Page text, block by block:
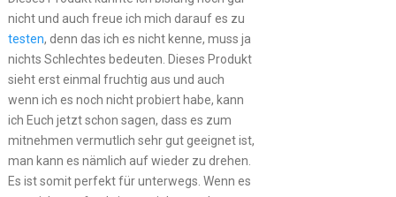
nicht und auch freue ich mich darauf es zu
testen, denn das ich es nicht kenne, muss ja
nichts Schlechtes bedeuten. Dieses Produkt
sieht erst einmal fruchtig aus und auch
wenn ich es noch nicht probiert habe, kann
ich Euch jetzt schon sagen, dass es zum
mitnehmen vermutlich sehr gut geeignet ist,
man kann es nämlich auf wieder zu drehen.
Es ist somit perfekt für unterwegs. Wenn es